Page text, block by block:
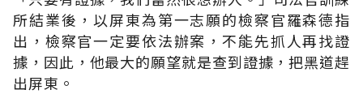
所結業後，以屏東為第一志願的檢察官羅森德指
出，檢察官一定要依法辦案，不能先抓人再找證
據，因此，他最大的願望就是查到證據，把黑道趕
出屏東。